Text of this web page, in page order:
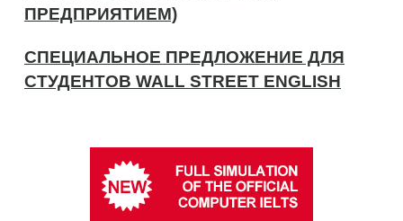
ПРЕДПРИЯТИЕМ)
СПЕЦИАЛЬНОЕ ПРЕДЛОЖЕНИЕ ДЛЯ
СТУДЕНТОВ WALL STREET ENGLISH